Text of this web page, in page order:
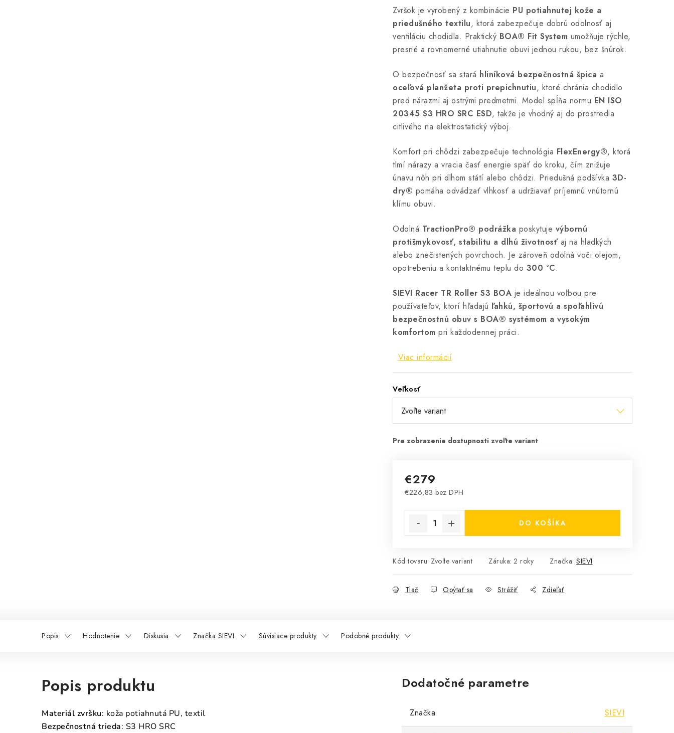
Zvršok je vyrobený z kombinácie PU potiahnutej kože a
priedušného textilu, ktorá zabezpečuje dobrú odolnosť aj
ventiláciu chodidla. Praktický BOA® Fit System umožňuje rýchle,
presné a rovnomerné utiahnutie obuvi jednou rukou, bez šnúrok.
O bezpečnosť sa stará hliníková bezpečnostná špica a
oceľová planžeta proti prepichnutiu, ktoré chránia chodidlo
pred nárazmi aj ostrými predmetmi. Model spĺňa normu EN ISO
20345 S3 HRO SRC ESD, takže je vhodný aj do prostredia
citlivého na elektrostatický výboj.
Komfort pri chôdzi zabezpečuje technológia FlexEnergy®, ktorá
tlmí nárazy a vracia časť energie späť do kroku, čím znižuje
únavu nôh pri dlhom státí alebo chôdzi. Priedušná podšívka 3D-
dry® pomáha odvádzať vlhkosť a udržiavať príjemnú vnútornú
klímu obuvi.
Odolná TractionPro® podrážka poskytuje výbornú
protišmykovosť, stabilitu a dlhú životnosťaj na hladkých
alebo znečistených povrchoch. Je zároveň odolná voči olejom,
opotrebeniu a kontaktnému teplu do 300 °C.
SIEVI Racer TR Roller S3 BOA je ideálnou voľbou pre
používateľov, ktorí hľadajú ľahkú, športovú a spoľahlivú
bezpečnostnú obuv s BOA® systémom a vysokým
komfortom pri každodennej práci.
Viac informácií
Veľkosť
€279
€226,83 bez DPH
DO KOŠÍKA
Kód tovaru: Zvoľte variant Záruka: 2 roky Značka: SIEVI
Tlač Opýtať sa Strážiť Zdieľať
Popis Hodnotenie Diskusia Značka SIEVI Súvisiace produkty Podobné produkty
Popis produktu
Materiál zvršku: koža potiahnutá PU, textil
Bezpečnostná trieda: S3 HRO SRC
Dodatočné parametre
Značka SIEVI